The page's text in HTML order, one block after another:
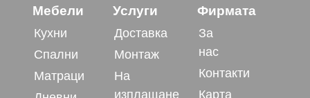
Мебели
Кухни
Спални
Матраци
Услуги
Доставка
Монтаж
На
изплащане
Фирмата
За
нас
Контакти
Карта